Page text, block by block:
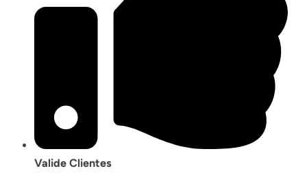
Valide Clientes